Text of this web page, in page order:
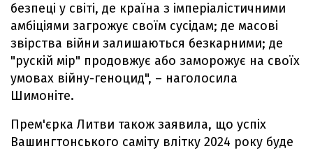
безпеці у світі, де країна з імперіалістичними
амбіціями загрожує своїм сусідам; де масові
звірства війни залишаються безкарними; де
"рускій мір" продовжує або заморожує на своїх
умовах війну-геноцид", – наголосила
Шимоніте.
Прем'єрка Литви також заявила, що успіх
Вашингтонського саміту влітку 2024 року буде